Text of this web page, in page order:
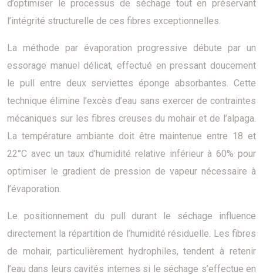
d’optimiser le processus de séchage tout en préservant
l’intégrité structurelle de ces fibres exceptionnelles.
La méthode par évaporation progressive débute par un
essorage manuel délicat, effectué en pressant doucement
le pull entre deux serviettes éponge absorbantes. Cette
technique élimine l’excès d’eau sans exercer de contraintes
mécaniques sur les fibres creuses du mohair et de l’alpaga.
La température ambiante doit être maintenue entre 18 et
22°C avec un taux d’humidité relative inférieur à 60% pour
optimiser le gradient de pression de vapeur nécessaire à
l’évaporation.
Le positionnement du pull durant le séchage influence
directement la répartition de l’humidité résiduelle. Les fibres
de mohair, particulièrement hydrophiles, tendent à retenir
l’eau dans leurs cavités internes si le séchage s’effectue en